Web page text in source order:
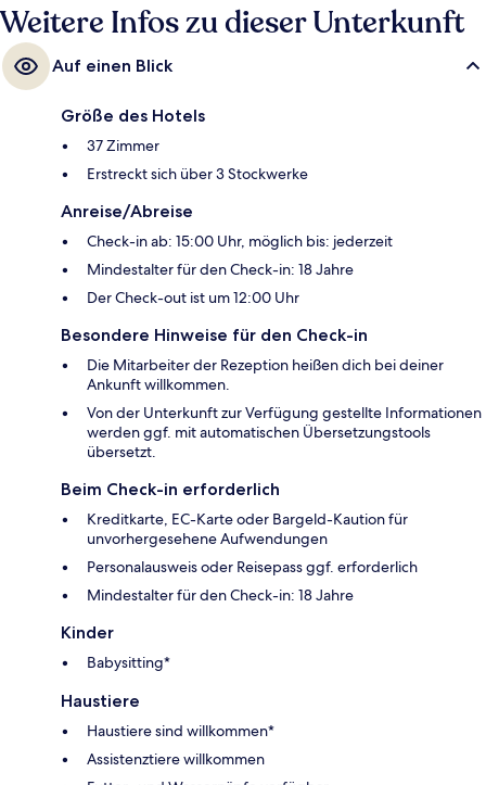
Weitere Infos zu dieser Unterkunft
Auf einen Blick
Größe des Hotels
37 Zimmer
Erstreckt sich über 3 Stockwerke
Anreise/Abreise
Check-in ab: 15:00 Uhr, möglich bis: jederzeit
Mindestalter für den Check-in: 18 Jahre
Der Check-out ist um 12:00 Uhr
Besondere Hinweise für den Check-in
Die Mitarbeiter der Rezeption heißen dich bei deiner
Ankunft willkommen.
Von der Unterkunft zur Verfügung gestellte Informationen
werden ggf. mit automatischen Übersetzungstools
übersetzt.
Beim Check-in erforderlich
Kreditkarte, EC-Karte oder Bargeld-Kaution für
unvorhergesehene Aufwendungen
Personalausweis oder Reisepass ggf. erforderlich
Mindestalter für den Check-in: 18 Jahre
Kinder
Babysitting*
Haustiere
Haustiere sind willkommen*
Assistenztiere willkommen